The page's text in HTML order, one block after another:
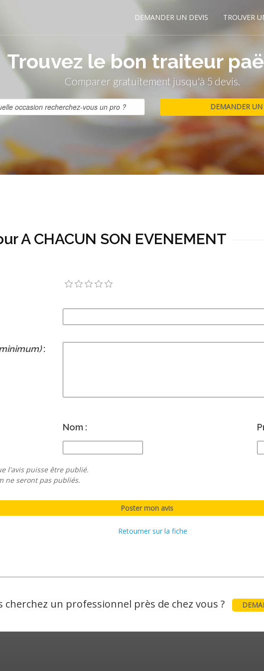
DEMANDER UN DEVIS TROUVER
Trouvez le bon traiteur
Comparer gratuitement jusqu'à 5 devis.
A CHACUN SON EVENEMENT
:
Nom :
l'avis puisse être publié.
ne seront pas publiés.
Retourner sur la fiche
cherchez un professionnel près de chez vous ?